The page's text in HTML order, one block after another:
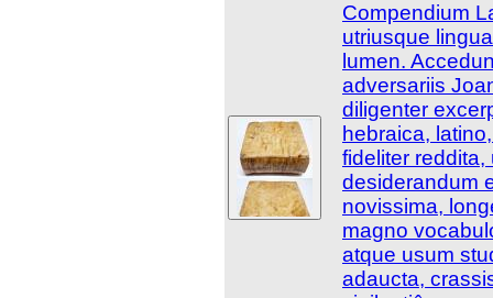
Compendium
utriusque
lumen.
adversariis
diligenter
hebraica,
fideliter reddita,
desiderandum
novissima,
magno
atque usum
adaucta,